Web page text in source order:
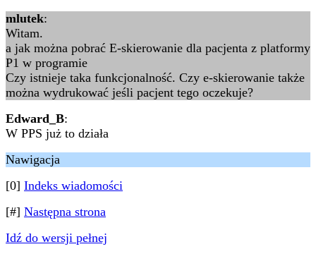
mlutek:
Witam.
a jak można pobrać E-skierowanie dla pacjenta z platformy
P1 w programie
Czy istnieje taka funkcjonalność. Czy e-skierowanie także
można wydrukować jeśli pacjent tego oczekuje?
Edward_B:
W PPS już to działa
Nawigacja
[0] Indeks wiadomości
[#] Następna strona
Idź do wersji pełnej